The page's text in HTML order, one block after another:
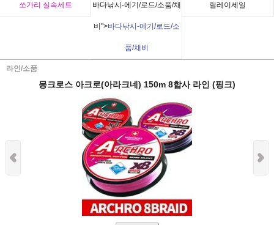
쏘가리 실속세트 바다낚시-에기/로드/소품/채
비">바다낚시-에기/로드/소
품/채비
릴레이세일
라인/소품
몽크로스 아크로(아라크네) 150m 8합사 라인 (핑크)